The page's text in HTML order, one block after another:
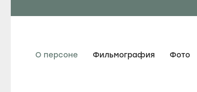
О персоне Фильмография Фото